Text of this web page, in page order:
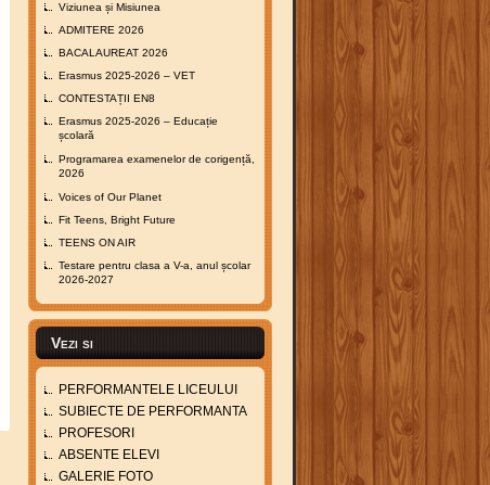
Viziunea și Misiunea
ADMITERE 2026
BACALAUREAT 2026
Erasmus 2025-2026 – VET
CONTESTAȚII EN8
Erasmus 2025-2026 – Educație
școlară
Programarea examenelor de corigență,
2026
Voices of Our Planet
Fit Teens, Bright Future
TEENS ON AIR
Testare pentru clasa a V-a, anul școlar
2026-2027
Vezi si
PERFORMANTELE LICEULUI
SUBIECTE DE PERFORMANTA
PROFESORI
ABSENTE ELEVI
GALERIE FOTO